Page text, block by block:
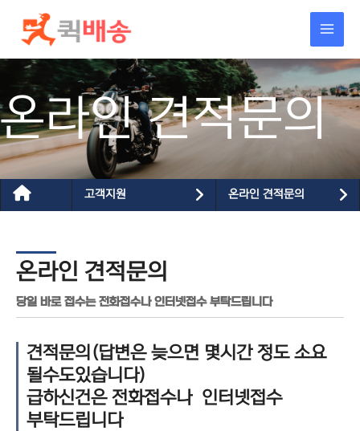
건너뛰기
온라인 견적문의
고객지원 온라인 견적문의
온라인 견적문의
당일 바로 접수는 전화접수나 인터넷접수 부탁드립니다
견적문의(답변은 늦으면 몇시간 정도 소요
될수도있습니다)
급하신건은 전화접수나 인터넷접수
부탁드립니다